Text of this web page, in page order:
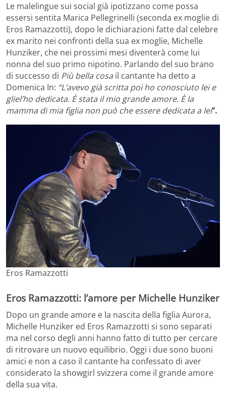
Le malelingue sui social già ipotizzano come possa
essersi sentita Marica Pellegrinelli (seconda ex moglie di
Eros Ramazzotti), dopo le dichiarazioni fatte dal celebre
ex marito nei confronti della sua ex moglie, Michelle
Hunziker, che nei prossimi mesi diventerà come lui
nonna del suo primo nipotino. Parlando del suo brano
di successo di Più bella cosa il cantante ha detto a
Domenica In: “L’avevo già scritta poi ho conosciuto lei e
gliel’ho dedicata. È stata il mio grande amore. È la
mamma di mia figlia non può che essere dedicata a lei“.
Eros Ramazzotti
Eros Ramazzotti: l’amore per Michelle Hunziker
Dopo un grande amore e la nascita della figlia Aurora,
Michelle Hunziker ed Eros Ramazzotti si sono separati
ma nel corso degli anni hanno fatto di tutto per cercare
di ritrovare un nuovo equilibrio. Oggi i due sono buoni
amici e non a caso il cantante ha confessato di aver
considerato la showgirl svizzera come il grande amore
della sua vita.